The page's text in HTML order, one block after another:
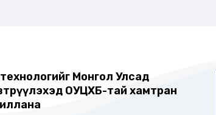
Монгол Улсад
ОУЦХБ-тай хамтран